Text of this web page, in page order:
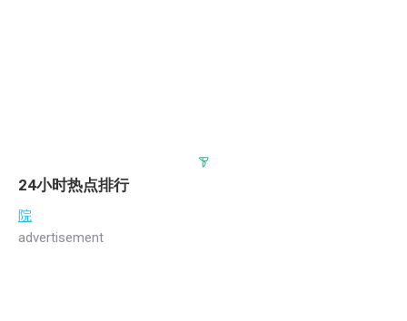
24小时热点排行
院
advertisement